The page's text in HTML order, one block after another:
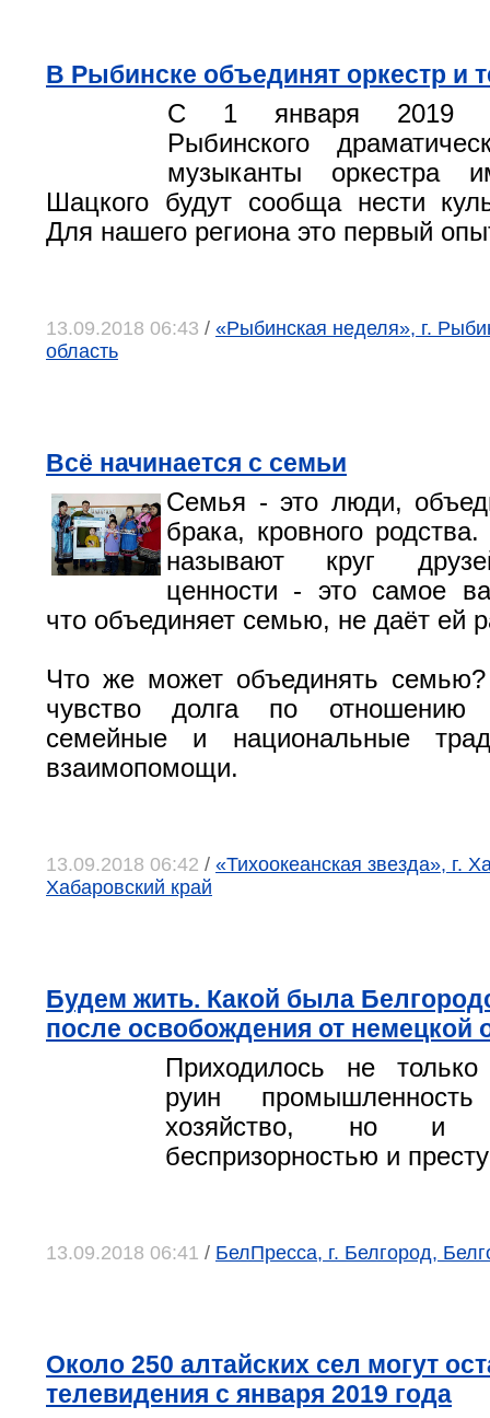
В Рыбинске объединят оркестр и
С 1 января 2019
Рыбинского
музыканты оркестра
Шацкого будут сообща нести
Для нашего региона это первый
13.09.2018 06:43 / «Рыбинская неделя», г.
область
Всё начинается с семьи
Семья - это люди,
брака, кровного
называют круг
ценности - это самое
что объединяет семью, не даёт ей
Что же может объединять
чувство долга по отношению
семейные и национальные
взаимопомощи.
13.09.2018 06:42 / «Тихоокеанская звезда», г.
Хабаровский край
Будем жить. Какой была
после освобождения от немецкой
Приходилось не
руин
хозяйство, но и
беспризорностью и
13.09.2018 06:41 / БелПресса, г. Белгород,
Около 250 алтайских сел могут
телевидения с января 2019 года